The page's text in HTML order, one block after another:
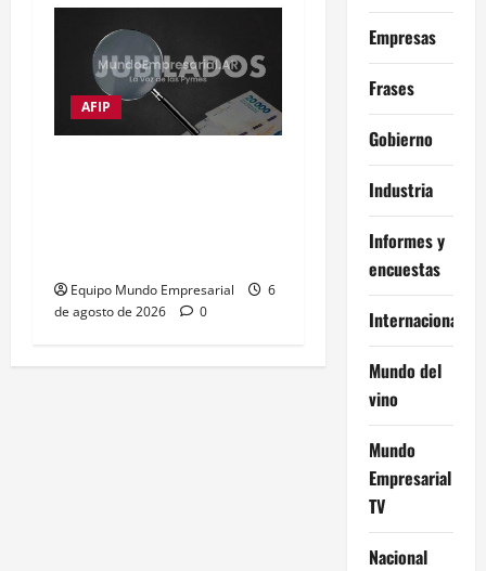
AFIP
Equipo Mundo Empresarial
6
de agosto de 2026
0
Empresas
Frases
Gobierno
Industria
Informes y
encuestas
Internacional
Mundo del
vino
Mundo
Empresarial
TV
Nacional